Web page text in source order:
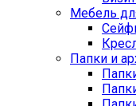
Мебель
Папки и